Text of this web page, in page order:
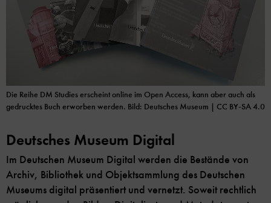
Die Reihe DM Studies erscheint online im Open Access, kann aber auch als
gedrucktes Buch erworben werden. Bild: Deutsches Museum | CC BY-SA 4.0
Deutsches Museum Digital
Im Deutschen Museum Digital werden die Bestände von
Archiv, Bibliothek und Objektsammlung des Deutschen
Museums digital präsentiert und vernetzt. Soweit rechtlich